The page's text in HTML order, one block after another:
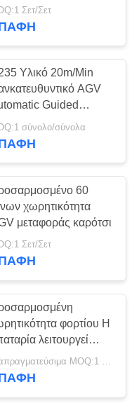
τροχοί
84
Σετ/Σετ
Υλικό 20m/Min
AGV
Guided
Trackless
Cart
σύνολο/σύνολα
60
χωρητικότητα
μεταφοράς καρότσι
Σετ/Σετ
φορτίου Η
λειτουργεί
τροχιά AGV
καρότσι με
Διαπραγματεύσιμα MOQ:1 Σετ/Σετ